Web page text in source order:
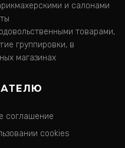
и салонами
товарами,
группировки, в
магазинах
соглашение
cookies